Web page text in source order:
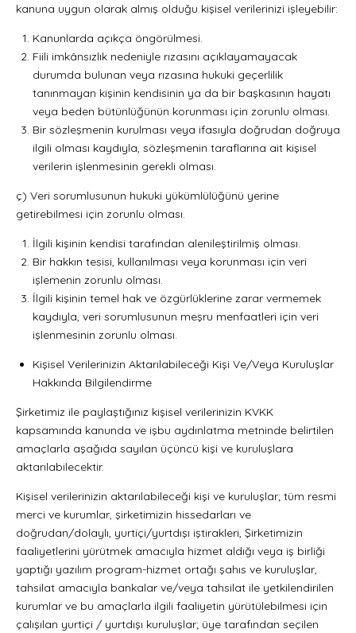
kanuna uygun olarak almış olduğu kişisel verilerinizi işleyebilir:
Kanunlarda açıkça öngörülmesi.
Fiili imkânsızlık nedeniyle rızasını açıklayamayacak
durumda bulunan veya rızasına hukuki geçerlilik
tanınmayan kişinin kendisinin ya da bir başkasının hayatı
veya beden bütünlüğünün korunması için zorunlu olması.
Bir sözleşmenin kurulması veya ifasıyla doğrudan doğruya
ilgili olması kaydıyla, sözleşmenin taraflarına ait kişisel
verilerin işlenmesinin gerekli olması.
ç) Veri sorumlusunun hukuki yükümlülüğünü yerine
getirebilmesi için zorunlu olması.
İlgili kişinin kendisi tarafından alenileştirilmiş olması.
Bir hakkın tesisi, kullanılması veya korunması için veri
işlemenin zorunlu olması.
İlgili kişinin temel hak ve özgürlüklerine zarar vermemek
kaydıyla, veri sorumlusunun meşru menfaatleri için veri
işlenmesinin zorunlu olması.
Kişisel Verilerinizin Aktarılabileceği Kişi Ve/Veya Kuruluşlar
Hakkında Bilgilendirme
Şirketimiz ile paylaştığınız kişisel verilerinizin KVKK
kapsamında kanunda ve işbu aydınlatma metninde belirtilen
amaçlarla aşağıda sayılan üçüncü kişi ve kuruluşlara
aktarılabilecektir.
Kişisel verilerinizin aktarılabileceği kişi ve kuruluşlar; tüm resmi
merci ve kurumlar, şirketimizin hissedarları ve
doğrudan/dolaylı, yurtiçi/yurtdışı iştirakleri, Şirketimizin
faaliyetlerini yürütmek amacıyla hizmet aldığı veya iş birliği
yaptığı yazılım program-hizmet ortağı şahıs ve kuruluşlar,
tahsilat amacıyla bankalar ve/veya tahsilat ile yetkilendirilen
kurumlar ve bu amaçlarla ilgili faaliyetin yürütülebilmesi için
çalışılan yurtiçi / yurtdışı kuruluşlar; üye tarafından seçilen